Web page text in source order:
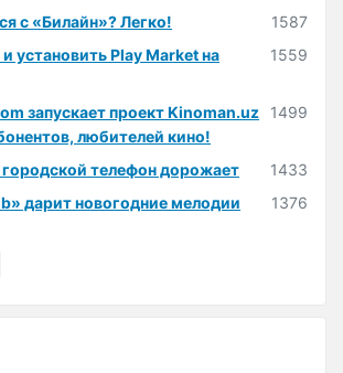
с «Билайн»? Легко!
1587
установить Play Market на
1559
запускает проект Kinoman.uz
любителей кино!
1499
телефон дорожает
1433
дарит новогодние мелодии
1376